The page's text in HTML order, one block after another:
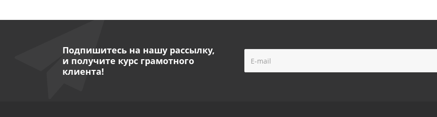
Подпишитесь на нашу рассылку,
и получите курс грамотного
клиента!